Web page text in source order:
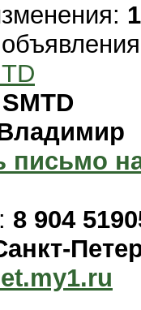
SMTD
письмо
8 904